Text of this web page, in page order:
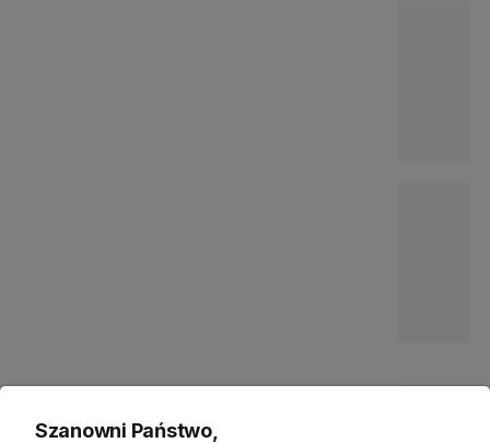
Bestsellery
Szanowni Państwo,